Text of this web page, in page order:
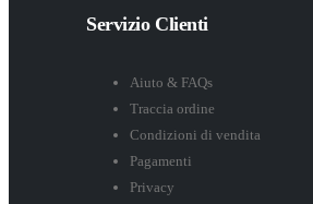
Servizio Clienti
Aiuto & FAQs
Traccia ordine
Condizioni di vendita
Pagamenti
Privacy